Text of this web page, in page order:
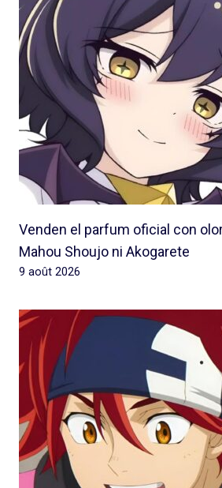
Venden el parfum oficial con
Mahou Shoujo ni Akogarete
9 août 2026